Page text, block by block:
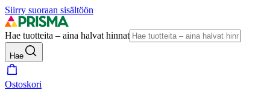
Siirry suoraan sisältöön
Hae tuotteita – aina halvat hinnat
Hae
Ostoskori